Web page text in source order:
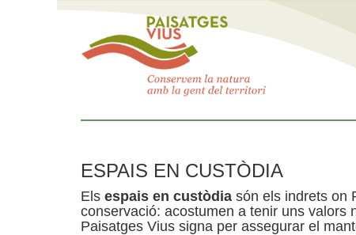
ESPAIS EN CUSTÒDIA
Els espais en custòdia són els indrets on
conservació: acostumen a tenir uns valors
Paisatges Vius signa per assegurar el